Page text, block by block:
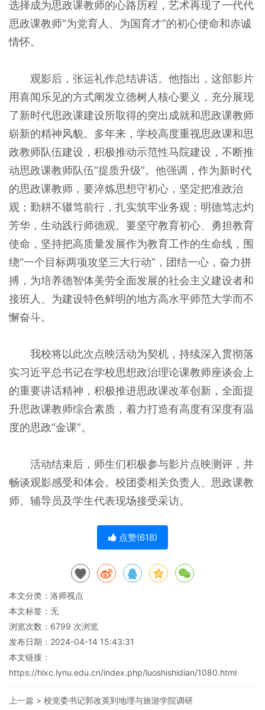
选择成为思政课教师的心路历程，艺术再现了一代代
思政课教师“为党育人、为国育才”的初心使命和赤诚
情怀。
观影后，张运礼作总结讲话。他指出，这部影片
用喜闻乐见的方式阐发立德树人核心要义，充分展现
了新时代思政课建设所取得的突出成就和思政课教师
崭新的精神风貌。多年来，学校高度重视思政课和思
政教师队伍建设，积极推动示范性马院建设，不断推
动思政课教师队伍“提质升级”。他强调，作为新时代
的思政课教师，要淬炼思想守初心，坚定把准政治
观；勤耕不辍笃前行，扎实筑牢业务观；明德笃志灼
芳华，生动践行师德观。要坚守教育初心、勇担教育
使命，坚持把高质量发展作为教育工作的生命线，围
绕“一个目标两项攻坚三大行动”，团结一心，奋力拼
搏，为培养德智体美劳全面发展的社会主义建设者和
接班人、为建设特色鲜明的地方高水平师范大学而不
懈奋斗。
我校将以此次点映活动为契机，持续深入贯彻落
实习近平总书记在学校思想政治理论课教师座谈会上
的重要讲话精神，积极推进思政课改革创新，全面提
升思政课教师综合素质，着力打造有高度有深度有温
度的思政“金课”。
活动结束后，师生们积极参与影片点映测评，并
畅谈观影感受和体会。校团委相关负责人、思政课教
师、辅导员及学生代表现场接受采访。
点赞(618)
本文分类： 洛师视点
本文标签：无
浏览次数： 6799 次浏览
发布日期：2024-04-14 15:43:31
本文链接：
https://hlxc.lynu.edu.cn/index.php/luoshishidian/1080.html
上一篇 > 校党委书记郭改英到地理与旅游学院调研